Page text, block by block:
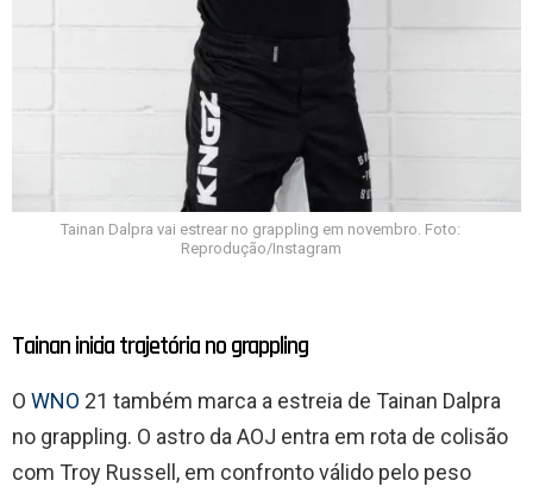
Tainan Dalpra vai estrear no grappling em novembro. Foto:
Reprodução/Instagram
Tainan inicia trajetória no grappling
O WNO 21 também marca a estreia de Tainan Dalpra
no grappling. O astro da AOJ entra em rota de colisão
com Troy Russell, em confronto válido pelo peso